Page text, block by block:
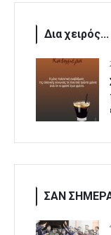
Δια χειρός...
ΣΑΝ